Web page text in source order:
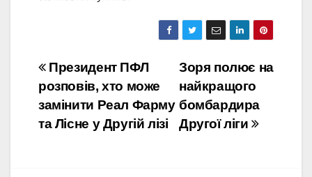
Навігація
записів
Зоря полює на
найкращого
бомбардира
Другої ліги
Президент ПФЛ
розповів, хто може
замінити Реал Фарму
та Лісне у Другій лізі